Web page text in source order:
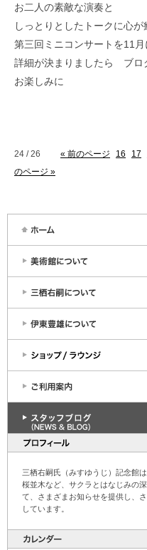
三栖右嗣氏（みすゆうじ）記念館
桜並木など、サクラとはなじみの
て、さまざまお知らせを提供し、
しています。
お二人の素敵な演奏と
しっとりとしたトークに心が
第三回ミニコンサートを11
詳細が決まりましたら ブロ
お楽しみに
24 / 26 « 前のページ 16 17
のページ »